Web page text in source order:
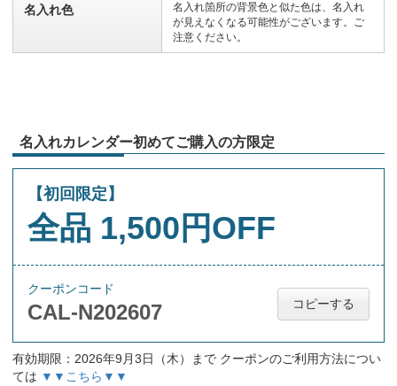
名入れ色
名入れ箇所の背景色と似た色は、名入れ
が見えなくなる可能性がございます。ご
注意ください。
名入れカレンダー初めてご購入の方限定
【初回限定】
全品 1,500円OFF
クーポンコード
CAL-N202607 コピーする
有効期限：2026年9月3日（木）まで クーポンのご利用方法につい
ては ▼▼こちら▼▼